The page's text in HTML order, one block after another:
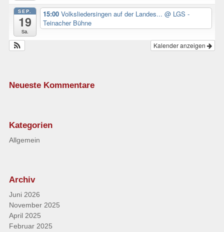
SEP.
19
Sa.
15:00Volksliedersingen auf der Landes...@ LGS -
Teinacher Bühne
Kalender anzeigen
Neueste Kommentare
Kategorien
Allgemein
Archiv
Juni 2026
November 2025
April 2025
Februar 2025